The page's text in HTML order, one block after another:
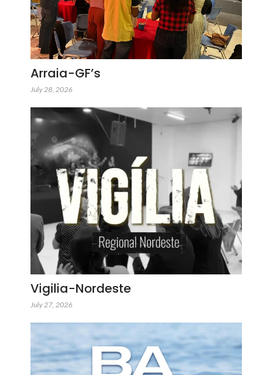
Arraia-GF’s
July 28, 2026
Vigilia-Nordeste
July 27, 2026